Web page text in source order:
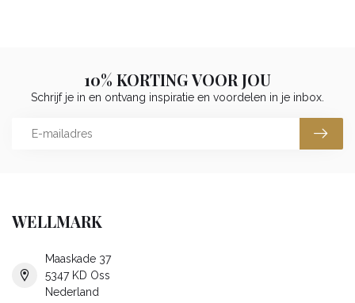
10% KORTING VOOR JOU
Schrijf je in en ontvang inspiratie en voordelen in je inbox.
WELLMARK
Maaskade 37
5347 KD Oss
Nederland